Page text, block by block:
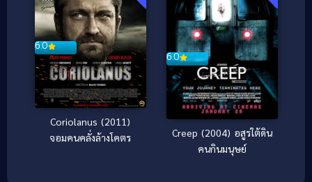
6.0
Coriolanus (2011)
จอมคนคลั่งล้างโคตร
6.0
Creep (2004) อสูรใต้ดิน
คนกินมนุษย์